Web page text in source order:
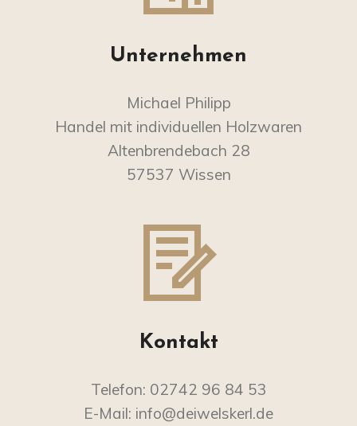
Unternehmen
Michael Philipp
Handel mit individuellen Holzwaren
Altenbrendebach 28
57537 Wissen
Kontakt
Telefon: 02742 96 84 53
E-Mail: info@deiwelskerl.de